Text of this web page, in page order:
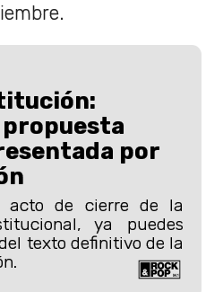
propuesta
por
acto de cierre de la
ya puedes
texto definitivo de la